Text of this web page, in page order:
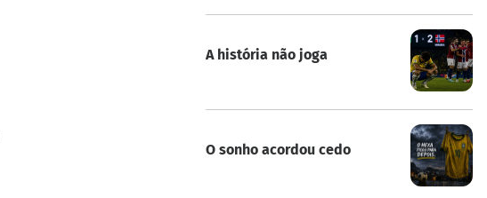
A história não joga
O sonho acordou cedo